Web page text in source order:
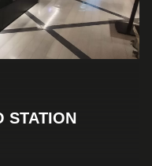
STATION